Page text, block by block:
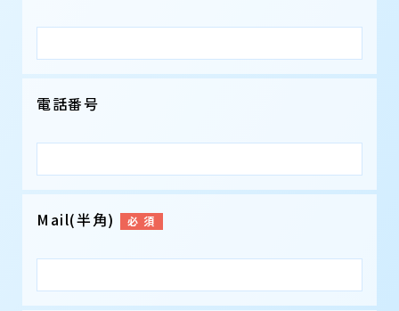
電話番号
Mail(半角)